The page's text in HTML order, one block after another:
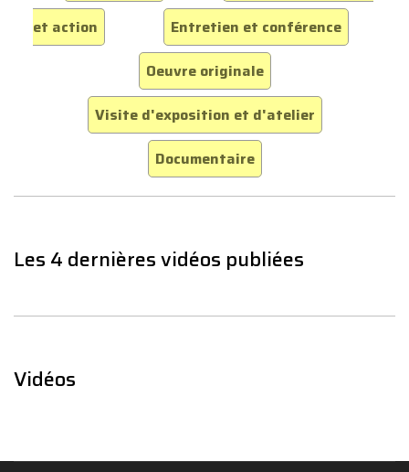
et action
Entretien et conférence
Oeuvre originale
Visite d'exposition et d'atelier
Documentaire
Les 4 dernières vidéos publiées
Vidéos